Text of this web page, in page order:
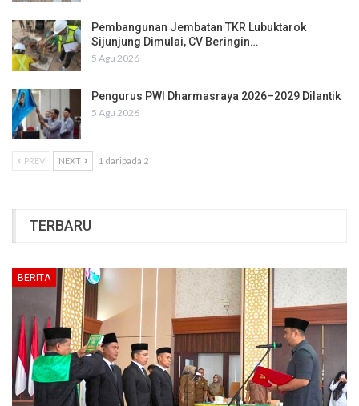
Pembangunan Jembatan TKR Lubuktarok
Sijunjung Dimulai, CV Beringin…
5 Agu 2026
Pengurus PWI Dharmasraya 2026–2029 Dilantik
5 Agu 2026
PREV NEXT 1 daripada 2
TERBARU
BERITA